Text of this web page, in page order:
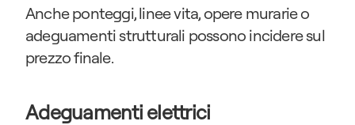
Anche ponteggi, linee vita, opere murarie o
adeguamenti strutturali possono incidere sul
prezzo finale.
Adeguamenti elettrici